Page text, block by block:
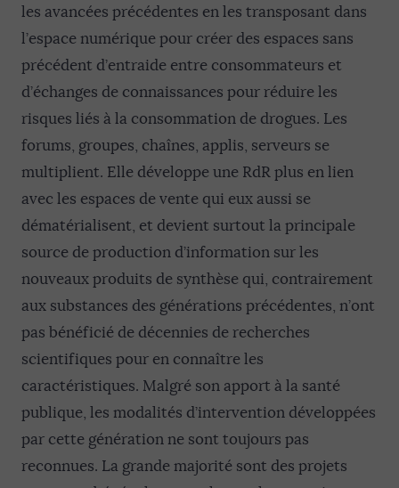
les avancées précédentes en les transposant dans
l’espace numérique pour créer des espaces sans
précédent d’entraide entre consommateurs et
d’échanges de connaissances pour réduire les
risques liés à la consommation de drogues. Les
forums, groupes, chaînes, applis, serveurs se
multiplient. Elle développe une RdR plus en lien
avec les espaces de vente qui eux aussi se
dématérialisent, et devient surtout la principale
source de production d’information sur les
nouveaux produits de synthèse qui, contrairement
aux substances des générations précédentes, n’ont
pas bénéficié de décennies de recherches
scientifiques pour en connaître les
caractéristiques. Malgré son apport à la santé
publique, les modalités d’intervention développées
par cette génération ne sont toujours pas
reconnues. La grande majorité sont des projets